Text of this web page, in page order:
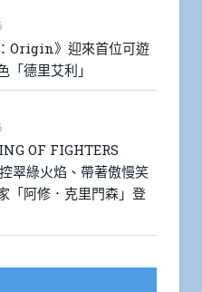
Origin》迎來首位可遊
「德里艾利」
OF FIGHTERS
翠綠火焰、帶著傲慢笑
「阿修．克里門森」登